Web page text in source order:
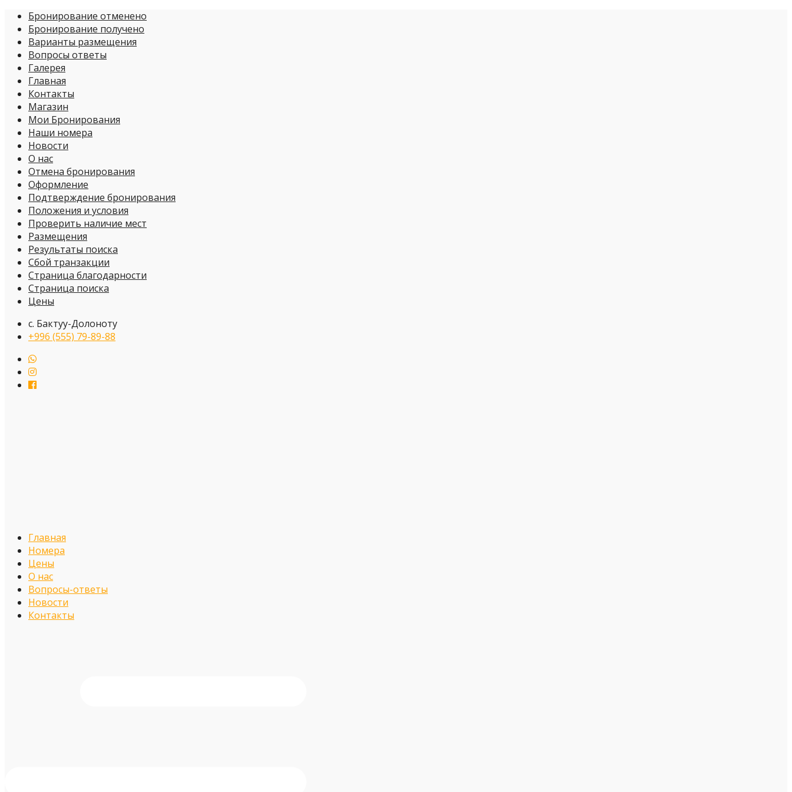
Бронирование отменено
Бронирование получено
Варианты размещения
Вопросы ответы
Галерея
Главная
Контакты
Магазин
Мои Бронирования
Наши номера
Новости
О нас
Отмена бронирования
Оформление
Подтверждение бронирования
Положения и условия
Проверить наличие мест
Размещения
Результаты поиска
Сбой транзакции
Страница благодарности
Страница поиска
Цены
с. Бактуу-Долоноту
+996 (555) 79-89-88
Главная
Номера
Цены
О нас
Вопросы-ответы
Новости
Контакты